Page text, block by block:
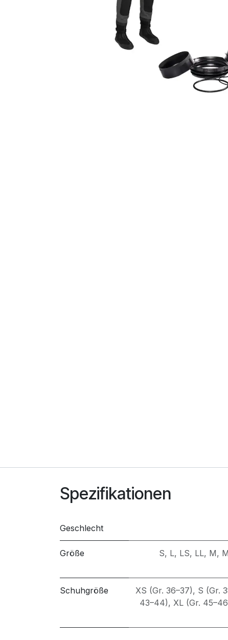
Spezifikationen
Geschlecht
Größe S, L, LS, LL, M,
Schuhgröße XS (Gr. 36–37), S (Gr.
43–44), XL (Gr.